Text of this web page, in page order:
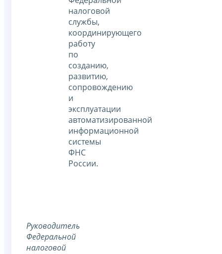
налоговой
службы,
координирующего
работу
по
созданию,
развитию,
сопровождению
и
эксплуатации
автоматизированной
информационной
системы
ФНС
России.
Руководитель
Федеральной
налоговой